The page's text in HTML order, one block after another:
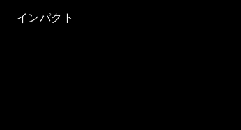
インパクト